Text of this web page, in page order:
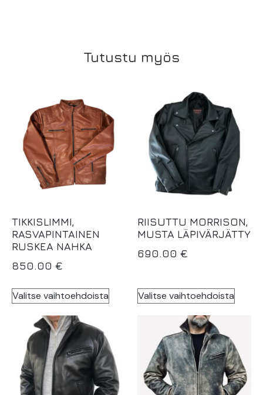
Tutustu myös
TIKKISLIMMI,
RASVAPINTAINEN
RUSKEA NAHKA
850.00 €
Valitse vaihtoehdoista
RIISUTTU MORRISON,
MUSTA LÄPIVÄRJÄTTY
690.00 €
Valitse vaihtoehdoista